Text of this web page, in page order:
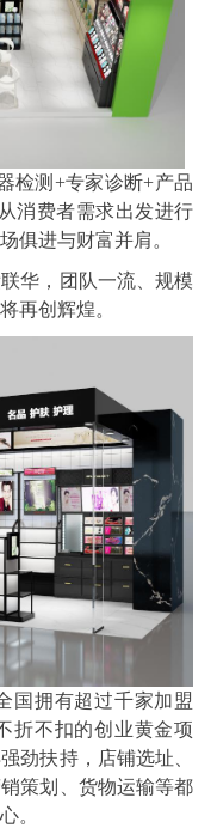
测+专家诊断+产品
消费者需求出发进行
俱进与财富并肩。
华，团队一流、规模
再创辉煌。
拥有超过千家加盟
折不扣的创业黄金项
劲扶持，店铺选址、
策划、货物运输等都
。